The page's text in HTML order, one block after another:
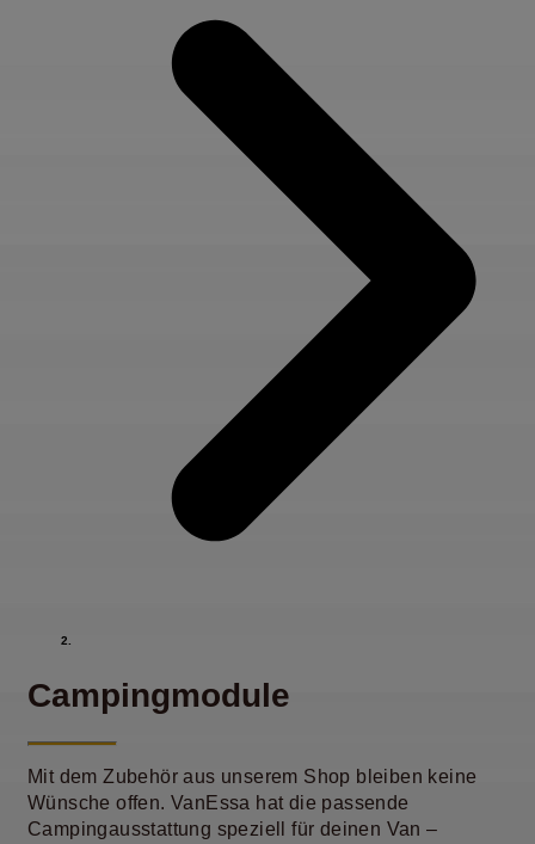
Campingmodule
Mit dem Zubehör aus unserem Shop bleiben keine
Wünsche offen. VanEssa hat die passende
Campingausstattung speziell für deinen Van –